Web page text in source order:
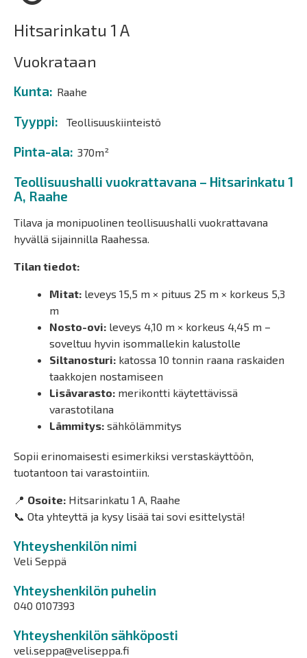
Hitsarinkatu 1 A
Vuokrataan
Kunta Raahe
Tyyppi Teollisuuskiinteistö
Pinta-ala 370m²
Teollisuushalli vuokrattavana – Hitsarinkatu 1
A, Raahe
Tilava ja monipuolinen teollisuushalli vuokrattavana
hyvällä sijainnilla Raahessa.
Tilan tiedot:
Mitat: leveys 15,5 m × pituus 25 m × korkeus 5,3
m
Nosto-ovi: leveys 4,10 m × korkeus 4,45 m –
soveltuu hyvin isommallekin kalustolle
Siltanosturi: katossa 10 tonnin raana raskaiden
taakkojen nostamiseen
Lisävarasto: merikontti käytettävissä
varastotilana
Lämmitys: sähkölämmitys
Sopii erinomaisesti esimerkiksi verstaskäyttöön,
tuotantoon tai varastointiin.
📍 Osoite: Hitsarinkatu 1 A, Raahe
📞 Ota yhteyttä ja kysy lisää tai sovi esittelystä!
Yhteyshenkilön nimi
Veli Seppä
Yhteyshenkilön puhelin
040 0107393
Yhteyshenkilön sähköposti
veli.seppa@veliseppa.fi